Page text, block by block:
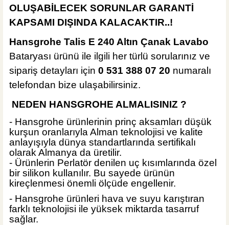
İsvea ION Davanti Tezgah Üstü Lavabo Antrasit
20.352,00 TL %40
12.211,20 TL
ÜRÜN TÜKENDİ
MĞZ TESLİM
İsvea Banyo
İsvea ION Davanti Tezgah Üstü Lavabo Fildişi
20.352,00 TL %40
12.211,20 TL
OLUŞABİLECEK SORUNLAR GARANTİ
KAPSAMI DIŞINDA KALACAKTIR..!
Hansgrohe Talis E 240 Altın Çanak Lavabo
Bataryası ürünü ile ilgili her türlü sorularınız ve
sipariş detayları için 0 531 388 07 20 numaralı
telefondan bize ulaşabilirsiniz.
NEDEN HANSGROHE ALMALISINIZ ?
- Hansgrohe ürünlerinin prinç aksamları düşük
kurşun oranlarıyla Alman teknolojisi ve kalite
anlayışıyla dünya standartlarında sertifikalı
olarak Almanya da üretilir.
- Ürünlerin Perlatör denilen uç kısımlarında özel
bir silikon kullanılır. Bu sayede ürünün
kireçlenmesi önemli ölçüde engellenir.
- Hansgrohe ürünleri hava ve suyu karıştıran
farklı teknolojisi ile yüksek miktarda tasarruf
sağlar.